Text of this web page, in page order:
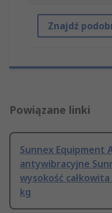
Znajdź
Powiązane linki
Sunnex Equipment
antywibracyjne
wysokość
kg